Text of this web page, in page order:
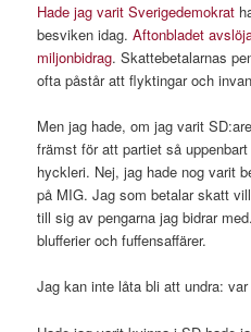
Hade jag varit Sverigedemokrat
besviken idag.Aftonbladet
miljonbidrag. Skattebetalarnas
ofta påstår att flyktingar och
Men jag hade, om jag varit
främst för att partiet så
hyckleri. Nej, jag hade nog varit
på MIG. Jag som betalar skatt
till sig av pengarna jag bidrar
blufferier och fuffensaffärer.
Jag kan inte låta bli att undra: